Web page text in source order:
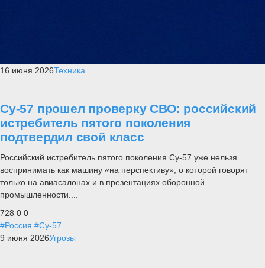
16 июня 2026Техника
Су-57 прошел проверку СВО: российский
истребитель пятого поколения
подтвердил свой класс
Российский истребитель пятого поколения Су-57 уже нельзя
воспринимать как машину «на перспективу», о которой говорят
только на авиасалонах и в презентациях оборонной
промышленности....
728 0 0
#Россия #Су-57
9 июня 2026Угрозы